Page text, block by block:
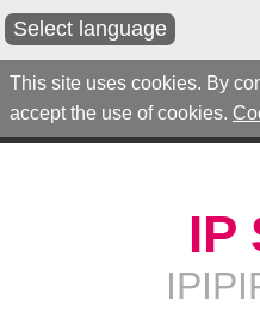
This site uses cookies. By
accept the use of cookies.
Select language
IP